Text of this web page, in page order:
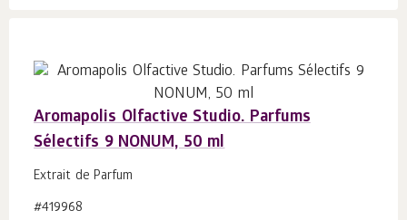
Aromapolis Olfactive Studio. Parfums
Sélectifs 9 NONUM, 50 ml
Extrait de Parfum
#419968